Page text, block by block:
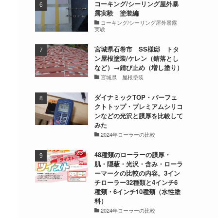
コーキング/シーリング屋外暴
露実験 塗装編
コーキング/シーリング屋外暴露
実験
宮城県石巻市 SS様邸 トタ
ン屋根塗装/ケレン（錆落とし
など）→錆び止め（増し塗り）
宮城県 屋根塗装
ダイナミックTOP・パーフェ
クトトップ・プレミアムシリコ
ンなどの光沢と膜厚を比較して
みた
2024年ローラーの比較
48種類のローラーの膜厚・
肌・隠蔽・光沢・含み・ローラ
ーマークの比較の内容。3イン
チローラー32種類と4インチ6
種類・6インチ10種類（水性塗
料）
2024年ローラーの比較